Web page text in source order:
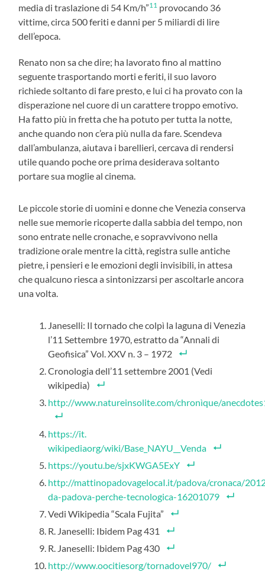
media di traslazione di 54 Km/h”11 provocando 36
vittime, circa 500 feriti e danni per 5 miliardi di lire
dell’epoca.
Renato non sa che dire; ha lavorato fino al mattino
seguente trasportando morti e feriti, il suo lavoro
richiede soltanto di fare presto, e lui ci ha provato con la
disperazione nel cuore di un carattere troppo emotivo.
Ha fatto più in fretta che ha potuto per tutta la notte,
anche quando non c’era più nulla da fare. Scendeva
dall’ambulanza, aiutava i barellieri, cercava di rendersi
utile quando poche ore prima desiderava soltanto
portare sua moglie al cinema.
Le piccole storie di uomini e donne che Venezia conserva
nelle sue memorie ricoperte dalla sabbia del tempo, non
sono entrate nelle cronache, e sopravvivono nella
tradizione orale mentre la città, registra sulle antiche
pietre, i pensieri e le emozioni degli invisibili, in attesa
che qualcuno riesca a sintonizzarsi per ascoltarle ancora
una volta.
Janeselli: Il tornado che colpì la laguna di Venezia
l’11 Settembre 1970, estratto da “Annali di
Geofisica” Vol. XXV n. 3 – 1972
Cronologia dell’11 settembre 2001 (Vedi
wikipedia)
http://www.natureinsolite.com/chronìque/
https://it.
wikipediaorg/wiki/Base_NAYU__Venda
https://youtu.be/sjxKWGA5ExY
http://mattinopadovagelocaI.it/padova/cronaca/
da-padova-perche-tecnologica-16201079
Vedi Wikipedia “Scala Fujita”
R. Janeselli: Ibidem Pag 431
R. Janeselli: Ibidem Pag 430
http://www.oocitiesorg/tornadovel970/